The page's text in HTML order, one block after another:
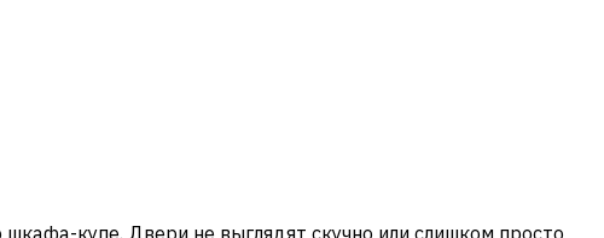
купе. Двери не выглядят скучно или слишком просто